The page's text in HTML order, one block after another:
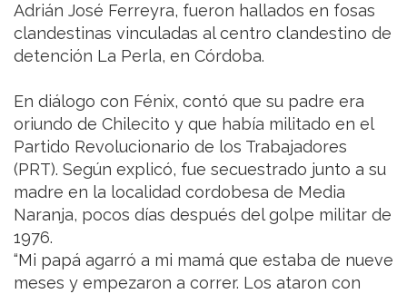
Adrián José Ferreyra, fueron hallados en fosas
clandestinas vinculadas al centro clandestino de
detención La Perla, en Córdoba.
En diálogo con Fénix, contó que su padre era
oriundo de Chilecito y que había militado en el
Partido Revolucionario de los Trabajadores
(PRT). Según explicó, fue secuestrado junto a su
madre en la localidad cordobesa de Media
Naranja, pocos días después del golpe militar de
1976.
“Mi papá agarró a mi mamá que estaba de nueve
meses y empezaron a correr. Los ataron con